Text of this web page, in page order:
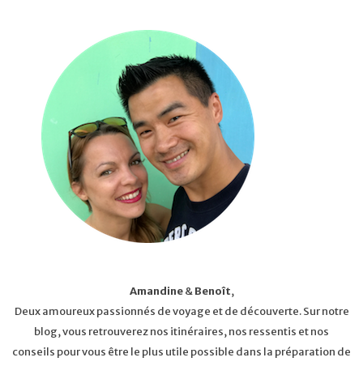
Amandine&Benoît,
Deux amoureux passionnés de voyage et de découverte. Sur notre
blog, vous retrouverez nos itinéraires, nos ressentis et nos
conseils pour vous être le plus utile possible dans la préparation de